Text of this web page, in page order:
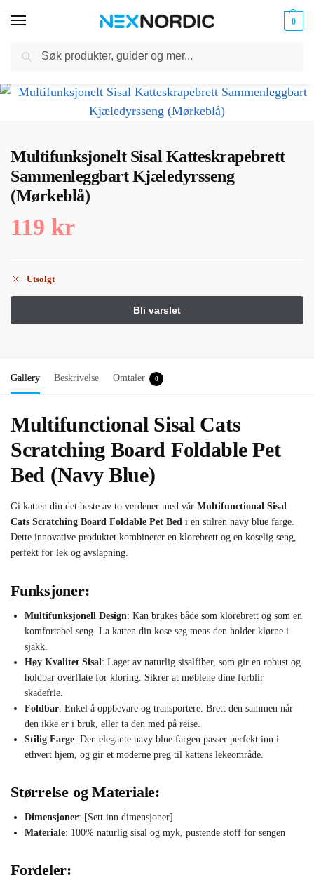
0
til
Kabler
Multifunksjonelt Sisal Katteskrapebrett
Sammenleggbart Kjæledyrsseng
(Mørkeblå)
119 kr
Utsolgt
Gallery Beskrivelse Omtaler 0
Multifunctional Sisal Cats
Scratching Board Foldable Pet
Bed (Navy Blue)
Gi katten din det beste av to verdener med vår Multifunctional Sisal
Cats Scratching Board Foldable Pet Bed i en stilren navy blue farge.
Dette innovative produktet kombinerer en klorebrett og en koselig seng,
perfekt for lek og avslapning.
Funksjoner:
Multifunksjonell Design: Kan brukes både som klorebrett og som en
komfortabel seng. La katten din kose seg mens den holder klørne i
sjakk.
Høy Kvalitet Sisal: Laget av naturlig sisalfiber, som gir en robust og
holdbar overflate for kloring. Sikrer at møblene dine forblir
skadefrie.
Foldbar: Enkel å oppbevare og transportere. Brett den sammen når
den ikke er i bruk, eller ta den med på reise.
Stilig Farge: Den elegante navy blue fargen passer perfekt inn i
ethvert hjem, og gir et moderne preg til kattens lekeområde.
Størrelse og Materiale:
Dimensjoner: [Sett inn dimensjoner]
Materiale: 100% naturlig sisal og myk, pustende stoff for sengen
Fordeler: